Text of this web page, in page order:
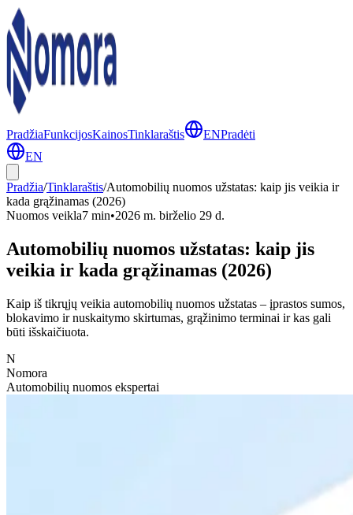
PradžiaFunkcijosKainosTinklaraštis ENPradėti
EN
Pradžia/Tinklaraštis/Automobilių nuomos užstatas: kaip jis veikia ir
kada grąžinamas (2026)
Nuomos veikla7 min•2026 m. birželio 29 d.
Automobilių nuomos užstatas: kaip jis
veikia ir kada grąžinamas (2026)
Kaip iš tikrųjų veikia automobilių nuomos užstatas – įprastos sumos,
blokavimo ir nuskaitymo skirtumas, grąžinimo terminai ir kas gali
būti išskaičiuota.
N
Nomora
Automobilių nuomos ekspertai